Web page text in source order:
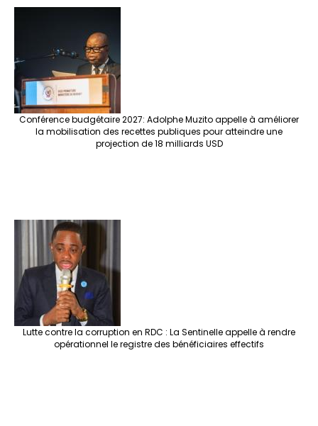
Conférence budgétaire 2027: Adolphe Muzito appelle à améliorer
la mobilisation des recettes publiques pour atteindre une
projection de 18 milliards USD
Lutte contre la corruption en RDC : La Sentinelle appelle à rendre
opérationnel le registre des bénéficiaires effectifs